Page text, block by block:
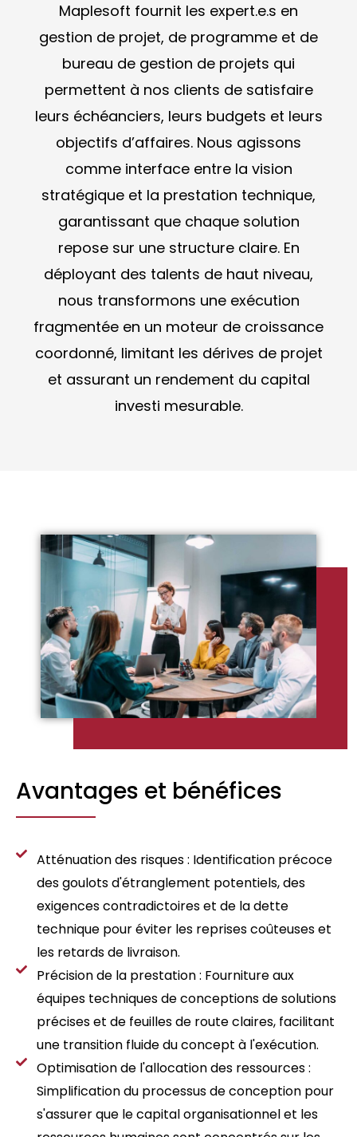
Maplesoft fournit les expert.e.s en
gestion de projet, de programme et de
bureau de gestion de projets qui
permettent à nos clients de satisfaire
leurs échéanciers, leurs budgets et leurs
objectifs d’affaires. Nous agissons
comme interface entre la vision
stratégique et la prestation technique,
garantissant que chaque solution
repose sur une structure claire. En
déployant des talents de haut niveau,
nous transformons une exécution
fragmentée en un moteur de croissance
coordonné, limitant les dérives de projet
et assurant un rendement du capital
investi mesurable.
Avantages et bénéfices
Atténuation des risques : Identification précoce
des goulots d'étranglement potentiels, des
exigences contradictoires et de la dette
technique pour éviter les reprises coûteuses et
les retards de livraison.
Précision de la prestation : Fourniture aux
équipes techniques de conceptions de solutions
précises et de feuilles de route claires, facilitant
une transition fluide du concept à l'exécution.
Optimisation de l'allocation des ressources :
Simplification du processus de conception pour
s'assurer que le capital organisationnel et les